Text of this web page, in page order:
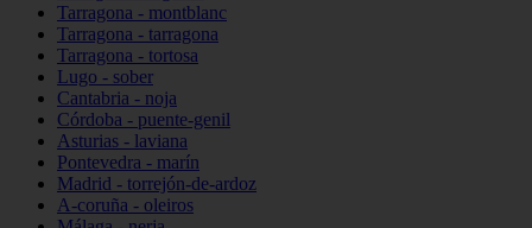
Tarragona - montblanc
Tarragona - tarragona
Tarragona - tortosa
Lugo - sober
Cantabria - noja
Córdoba - puente-genil
Asturias - laviana
Pontevedra - marín
Madrid - torrejón-de-ardoz
A-coruña - oleiros